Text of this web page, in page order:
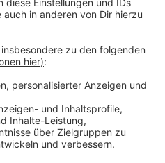
unserem kostenlosen
Ob Nachrichten,
Aktionen - wir
dich.
anmelden